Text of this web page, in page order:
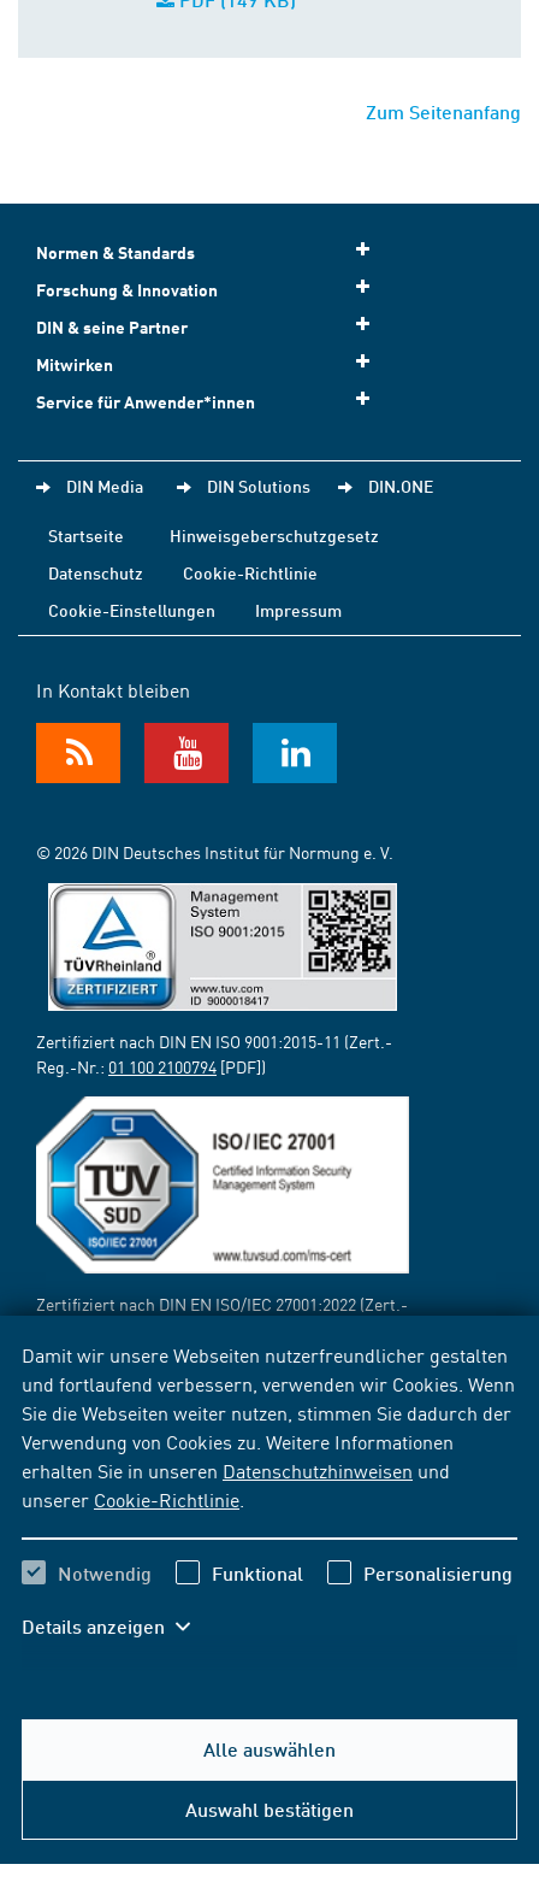
Damit wir unsere Webseiten nutzerfreundlicher gestalten
und fortlaufend verbessern, verwenden wir Cookies. Wenn
Sie die Webseiten weiter nutzen, stimmen Sie dadurch der
Verwendung von Cookies zu. Weitere Informationen
erhalten Sie in unseren Datenschutzhinweisen und
unserer Cookie-Richtlinie
Notwendig Funktional Personalisierung
Details anzeigen
Alle auswählen
Auswahl bestätigen
Zum Seitenanfang
Normen & Standards
Forschung & Innovation
DIN & seine Partner
Mitwirken
Service für Anwender*innen
DIN Media DIN Solutions DIN.ONE
Startseite
Hinweisgeberschutzgesetz
Datenschutz
Cookie-Richtlinie
Cookie-Einstellungen
Impressum
In Kontakt bleiben
© 2026 DIN Deutsches Institut für Normung e. V.
Zertifiziert nach DIN EN ISO 9001:2015-11 (Zert.-
Reg.-Nr.: 01 100 2100794 [PDF])
Zertifiziert nach DIN EN ISO/IEC 27001:2022 (Zert.-